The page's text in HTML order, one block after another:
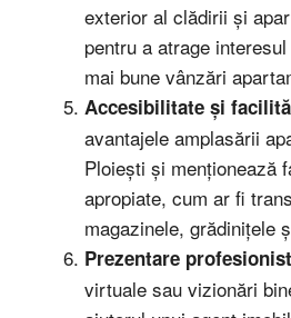
exterior al clădirii și
pentru a atrage
mai bune vânzări
Accesibilitate și
avantajele amplasării
Ploiești și menționează
apropiate, cum ar fi
magazinele, grădinițele
Prezentare
virtuale sau vizionări